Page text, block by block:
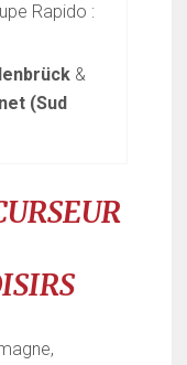
Rapido :
&
(Sud